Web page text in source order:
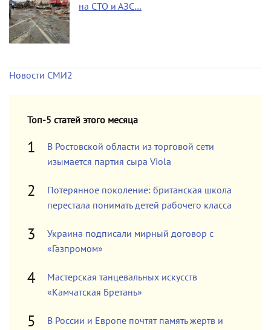
на СТО и АЗС…
Новости СМИ2
Топ-5 статей этого месяца
В Ростовской области из торговой сети
изымается партия сыра Viola
Потерянное поколение: британская школа
перестала понимать детей рабочего класса
Украина подписали мирный договор с
«Газпромом»
Мастерская танцевальных искусств
«Камчатская Бретань»
В России и Европе почтят память жертв и